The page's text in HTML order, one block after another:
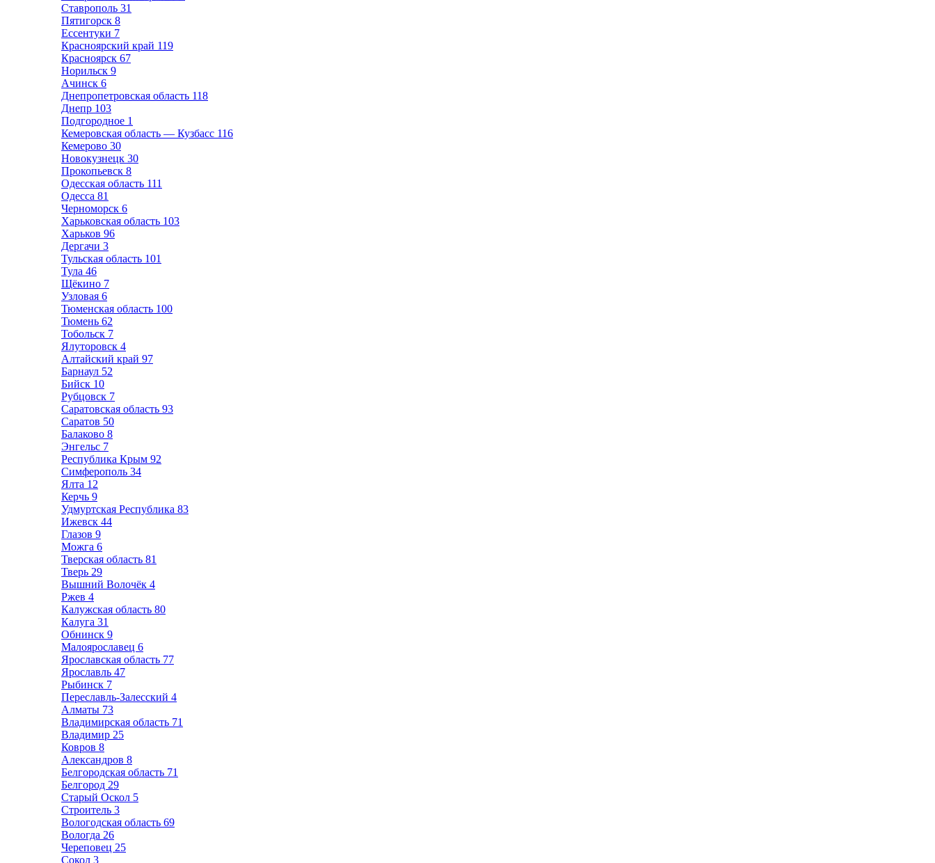
Ставрополь 31
Пятигорск 8
Ессентуки 7
Красноярский край 119
Красноярск 67
Норильск 9
Ачинск 6
Днепропетровская область 118
Днепр 103
Подгородное 1
Кемеровская область — Кузбасс 116
Кемерово 30
Новокузнецк 30
Прокопьевск 8
Одесская область 111
Одесса 81
Черноморск 6
Харьковская область 103
Харьков 96
Дергачи 3
Тульская область 101
Тула 46
Щёкино 7
Узловая 6
Тюменская область 100
Тюмень 62
Тобольск 7
Ялуторовск 4
Алтайский край 97
Барнаул 52
Бийск 10
Рубцовск 7
Саратовская область 93
Саратов 50
Балаково 8
Энгельс 7
Республика Крым 92
Симферополь 34
Ялта 12
Керчь 9
Удмуртская Республика 83
Ижевск 44
Глазов 9
Можга 6
Тверская область 81
Тверь 29
Вышний Волочёк 4
Ржев 4
Калужская область 80
Калуга 31
Обнинск 9
Малоярославец 6
Ярославская область 77
Ярославль 47
Рыбинск 7
Переславль-Залесский 4
Алматы 73
Владимирская область 71
Владимир 25
Ковров 8
Александров 8
Белгородская область 71
Белгород 29
Старый Оскол 5
Строитель 3
Вологодская область 69
Вологда 26
Череповец 25
Сокол 3